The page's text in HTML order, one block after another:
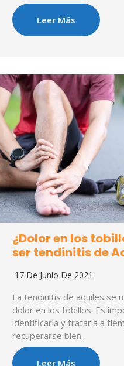
Leer Más
¿Dolor en los
ser tendinitis de
17 De Junio De 2021
La tendinitis de aquiles se
dolor en los tobillos. Es
identificarla y tratarla a
recuperarse bien.
Leer Más